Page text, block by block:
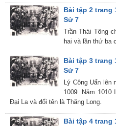
Bài tập 2 trang
Sử 7
Trần Thái Tông
hai và lần thứ ba
Bài tập 3 trang
Sử 7
Lý Công Uẩn
1009. Năm
Đại La và đổi tên là Thăng Long.
Bài tập 4 trang